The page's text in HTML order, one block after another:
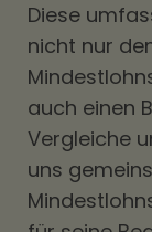
Diese
nicht nur
auch einen
Vergleiche
uns